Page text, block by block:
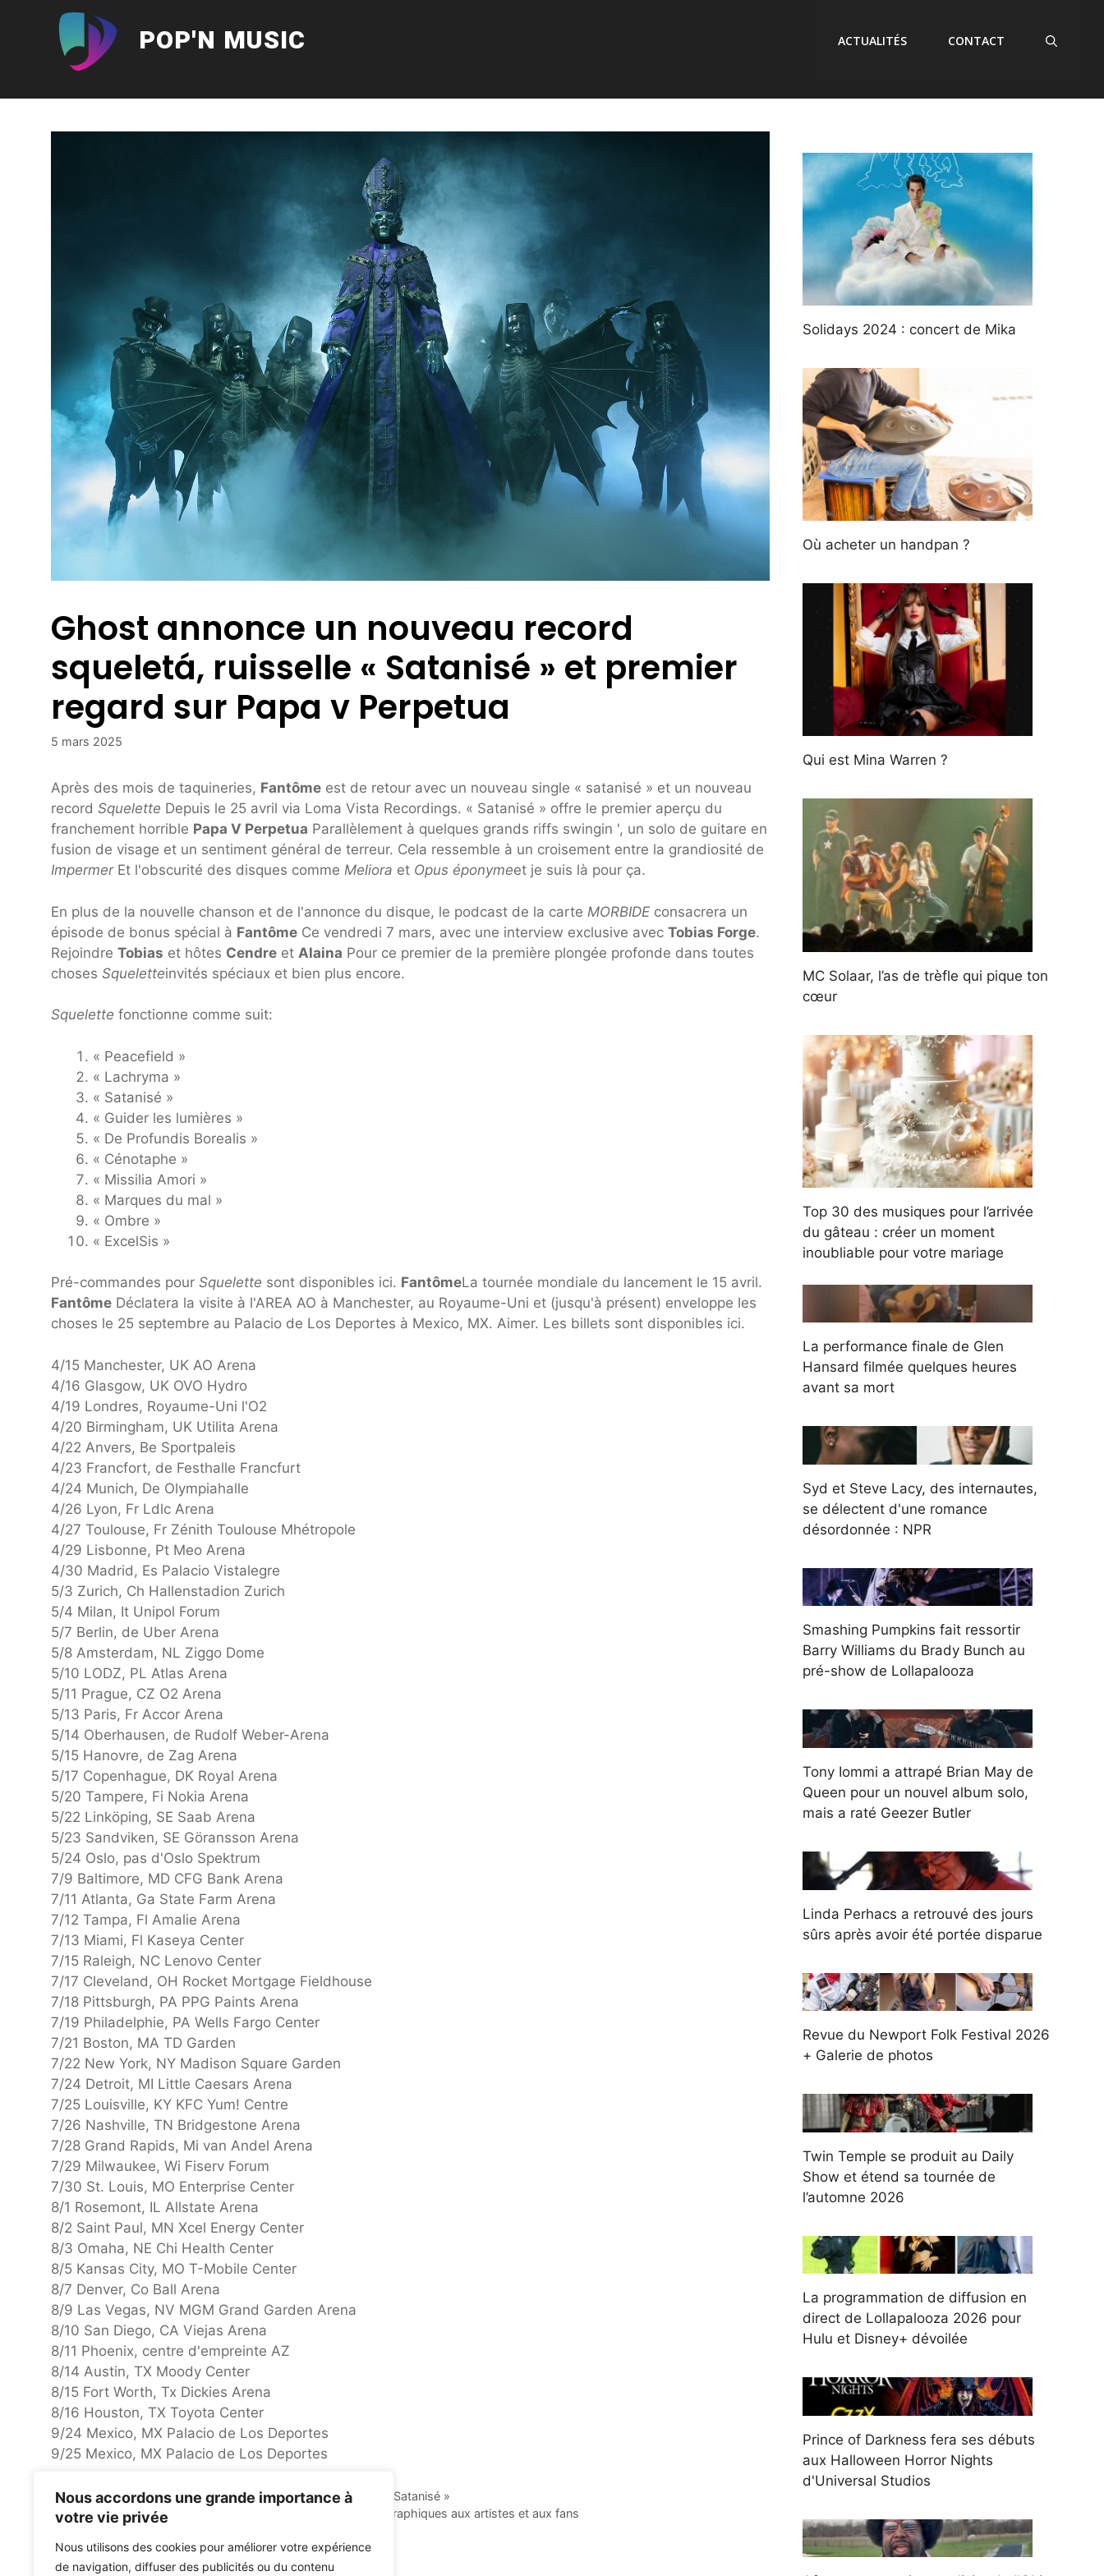
Nous accordons une grande importance à
votre vie privée
Nous utilisons des cookies pour améliorer votre expérience
de navigation, diffuser des publicités ou du contenu
POP'N MUSIC ACTUALITÉS CONTACT
Ghost annonce un nouveau record
squeletá, ruisselle « Satanisé » et premier
regard sur Papa v Perpetua
5 mars 2025
Après des mois de taquineries, Fantôme est de retour avec un nouveau single « satanisé » et un nouveau
record Squelette Depuis le 25 avril via Loma Vista Recordings. « Satanisé » offre le premier aperçu du
franchement horrible Papa V Perpetua Parallèlement à quelques grands riffs swingin ', un solo de guitare en
fusion de visage et un sentiment général de terreur. Cela ressemble à un croisement entre la grandiosité de
ImpermerEt l'obscurité des disques comme Meliora et Opus éponymeet je suis là pour ça.
En plus de la nouvelle chanson et de l'annonce du disque, le podcast de la carte MORBIDE consacrera un
épisode de bonus spécial à Fantôme Ce vendredi 7 mars, avec une interview exclusive avec Tobias Forge.
Rejoindre Tobias et hôtes Cendre et Alaina Pour ce premier de la première plongée profonde dans toutes
choses Squeletteinvités spéciaux et bien plus encore.
Squelette fonctionne comme suit:
« Peacefield »
« Lachryma »
« Satanisé »
« Guider les lumières »
« De Profundis Borealis »
« Cénotaphe »
« Missilia Amori »
« Marques du mal »
« Ombre »
« ExcelSis »
Pré-commandes pour Squelette sont disponibles ici. FantômeLa tournée mondiale du lancement le 15 avril.
Fantôme Déclatera la visite à l'AREA AO à Manchester, au Royaume-Uni et (jusqu'à présent) enveloppe les
choses le 25 septembre au Palacio de Los Deportes à Mexico, MX. Aimer. Les billets sont disponibles ici.
4/15 Manchester, UK AO Arena
4/16 Glasgow, UK OVO Hydro
4/19 Londres, Royaume-Uni l'O2
4/20 Birmingham, UK Utilita Arena
4/22 Anvers, Be Sportpaleis
4/23 Francfort, de Festhalle Francfurt
4/24 Munich, De Olympiahalle
4/26 Lyon, Fr Ldlc Arena
4/27 Toulouse, Fr Zénith Toulouse Mhétropole
4/29 Lisbonne, Pt Meo Arena
4/30 Madrid, Es Palacio Vistalegre
5/3 Zurich, Ch Hallenstadion Zurich
5/4 Milan, It Unipol Forum
5/7 Berlin, de Uber Arena
5/8 Amsterdam, NL Ziggo Dome
5/10 LODZ, PL Atlas Arena
5/11 Prague, CZ O2 Arena
5/13 Paris, Fr Accor Arena
5/14 Oberhausen, de Rudolf Weber-Arena
5/15 Hanovre, de Zag Arena
5/17 Copenhague, DK Royal Arena
5/20 Tampere, Fi Nokia Arena
5/22 Linköping, SE Saab Arena
5/23 Sandviken, SE Göransson Arena
5/24 Oslo, pas d'Oslo Spektrum
7/9 Baltimore, MD CFG Bank Arena
7/11 Atlanta, Ga State Farm Arena
7/12 Tampa, Fl Amalie Arena
7/13 Miami, Fl Kaseya Center
7/15 Raleigh, NC Lenovo Center
7/17 Cleveland, OH Rocket Mortgage Fieldhouse
7/18 Pittsburgh, PA PPG Paints Arena
7/19 Philadelphie, PA Wells Fargo Center
7/21 Boston, MA TD Garden
7/22 New York, NY Madison Square Garden
7/24 Detroit, MI Little Caesars Arena
7/25 Louisville, KY KFC Yum! Centre
7/26 Nashville, TN Bridgestone Arena
7/28 Grand Rapids, Mi van Andel Arena
7/29 Milwaukee, Wi Fiserv Forum
7/30 St. Louis, MO Enterprise Center
8/1 Rosemont, IL Allstate Arena
8/2 Saint Paul, MN Xcel Energy Center
8/3 Omaha, NE Chi Health Center
8/5 Kansas City, MO T-Mobile Center
8/7 Denver, Co Ball Arena
8/9 Las Vegas, NV MGM Grand Garden Arena
8/10 San Diego, CA Viejas Arena
8/11 Phoenix, centre d'empreinte AZ
8/14 Austin, TX Moody Center
8/15 Fort Worth, Tx Dickies Arena
8/16 Houston, TX Toyota Center
9/24 Mexico, MX Palacio de Los Deportes
9/25 Mexico, MX Palacio de Los Deportes
Ghost annonce le nouvel album Skeletá, dévoile le single « Satanisé »
Audius offre 3 millions de dollars de récompenses cryptographiques aux artistes et aux fans
Solidays 2024 : concert de Mika
Où acheter un handpan ?
Qui est Mina Warren ?
MC Solaar, l’as de trèfle qui pique ton
cœur
Top 30 des musiques pour l’arrivée
du gâteau : créer un moment
inoubliable pour votre mariage
La performance finale de Glen
Hansard filmée quelques heures
avant sa mort
Syd et Steve Lacy, des internautes,
se délectent d'une romance
désordonnée : NPR
Smashing Pumpkins fait ressortir
Barry Williams du Brady Bunch au
pré-show de Lollapalooza
Tony Iommi a attrapé Brian May de
Queen pour un nouvel album solo,
mais a raté Geezer Butler
Linda Perhacs a retrouvé des jours
sûrs après avoir été portée disparue
Revue du Newport Folk Festival 2026
+ Galerie de photos
Twin Temple se produit au Daily
Show et étend sa tournée de
l’automne 2026
La programmation de diffusion en
direct de Lollapalooza 2026 pour
Hulu et Disney+ dévoilée
Prince of Darkness fera ses débuts
aux Halloween Horror Nights
d'Universal Studios